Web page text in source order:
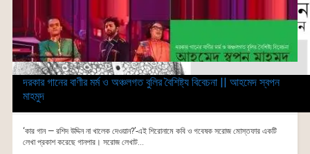
দরকার গানের বাণীর মর্ম ও অঞ্চলগত বুলির বৈশিষ্ট্য বিবেচনা || আহমেদ স্বপন
মাহমুদ
‘কার গান — রশিদ উদ্দিন না খালেক দেওয়ান?’-এই শিরোনামে কবি ও গবেষক সরোজ মোস্তফার একটি
লেখা প্রকাশ করেছে গানপার। সরোজ লেখাট...